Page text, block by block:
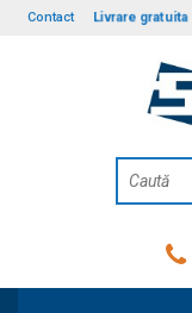
Contact Livrare gratuita